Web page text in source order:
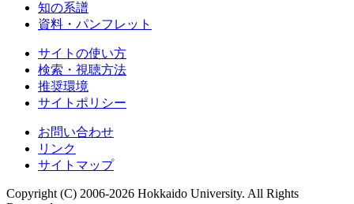
知の系譜
資料・パンフレット
サイトの使い方
検索・視聴方法
推奨環境
サイトポリシー
お問い合わせ
リンク
サイトマップ
Copyright (C) 2006-2026 Hokkaido University. All Rights